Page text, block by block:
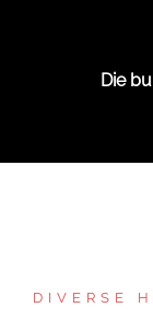
Die
DIVERSE